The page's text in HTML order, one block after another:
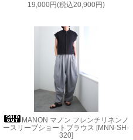
19,000円(税込20,900円)
MANON マノン フレンチリネンノ
ースリーブショートブラウス [MNN-SH-
320]